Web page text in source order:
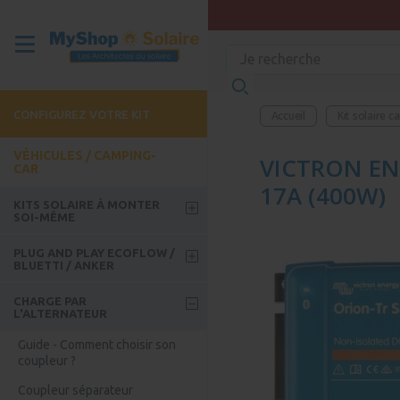
CONFIGUREZ VOTRE KIT
VÉHICULES / CAMPING-
CAR
Kit Bus / Camion / FoodTruck
Accessoires Ecoflow
Batteries Bluetti
Guide - Comment choisir son
coupleur ?
Coupleur séparateur
VICTRON
17A (400W)